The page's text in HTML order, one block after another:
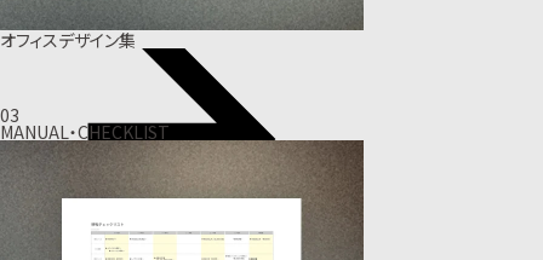
オフィスデザイン集
03
MANUAL・CHECKLIST